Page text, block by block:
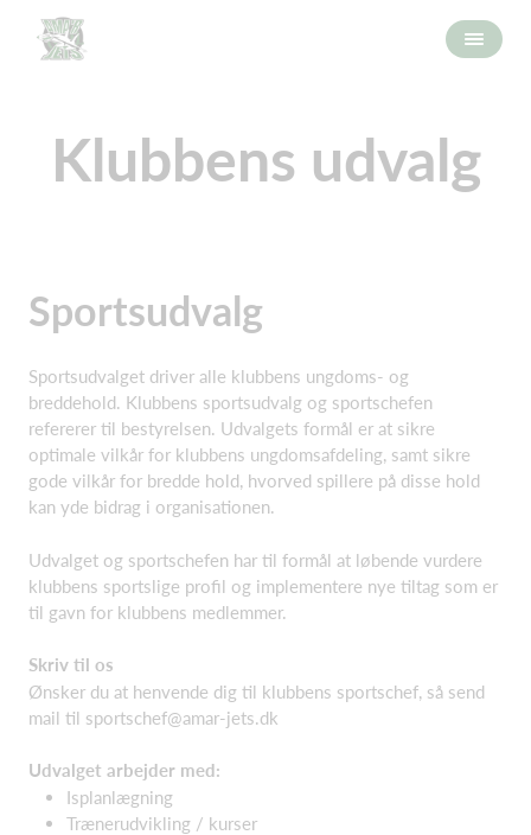
Klubbens udvalg
Sportsudvalg
Sportsudvalget driver alle klubbens ungdoms- og
breddehold. Klubbens sportsudvalg og sportschefen
refererer til bestyrelsen. Udvalgets formål er at sikre
optimale vilkår for klubbens ungdomsafdeling, samt sikre
gode vilkår for bredde hold, hvorved spillere på disse hold
kan yde bidrag i organisationen.
Udvalget og sportschefen har til formål at løbende vurdere
klubbens sportslige profil og implementere nye tiltag som er
til gavn for klubbens medlemmer.
Skriv til os
Ønsker du at henvende dig til klubbens sportschef, så send
mail til sportschef@amar-jets.dk
Udvalget arbejder med:
Isplanlægning​
Trænerudvikling / kurser​